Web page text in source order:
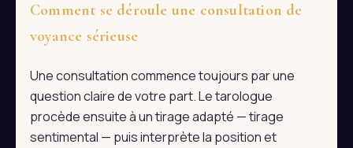
Comment se déroule une consultation de
voyance sérieuse
Une consultation commence toujours par une
question claire de votre part. Le tarologue
procède ensuite à un tirage adapté — tirage
sentimental — puis interprète la position et